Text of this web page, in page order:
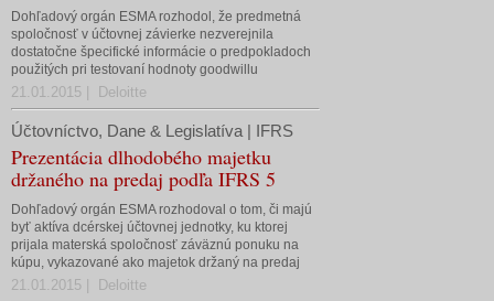
Dohľadový orgán ESMA rozhodol, že predmetná
spoločnosť v účtovnej závierke nezverejnila
dostatočne špecifické informácie o predpokladoch
použitých pri testovaní hodnoty goodwillu
21.01.2015 | Deloitte
Účtovníctvo, Dane & Legislatíva | IFRS
Prezentácia dlhodobého majetku
držaného na predaj podľa IFRS 5
Dohľadový orgán ESMA rozhodoval o tom, či majú
byť aktíva dcérskej účtovnej jednotky, ku ktorej
prijala materská spoločnosť záväznú ponuku na
kúpu, vykazované ako majetok držaný na predaj
21.01.2015 | Deloitte